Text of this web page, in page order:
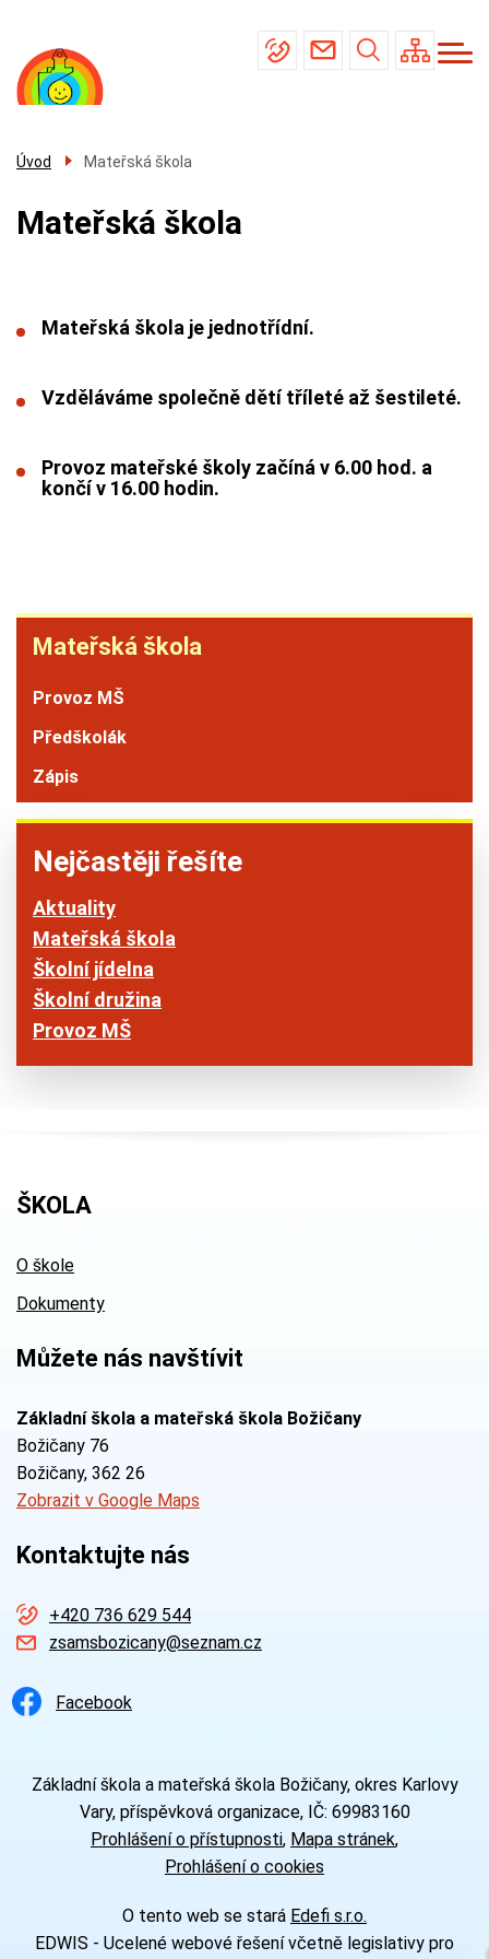
hlavnímu
obsahu
navigace
Mateřská škola
Úřední deska
Mateřská
škola
Mateřská škola
Provoz MŠ
Předškolák
Zápis
Nejčastěji řešíte
Aktuality
Mateřská škola
Školní jídelna
Školní družina
Provoz MŠ
Úvod Mateřská škola
Mateřská škola
Mateřská škola je jednotřídní.
Vzděláváme společně dětí tříleté až šestileté.
Provoz mateřské školy začíná v 6.00 hod. a
končí v 16.00 hodin.
ŠKOLA
O škole
Dokumenty
Můžete nás navštívit
Základní škola a mateřská škola Božičany
Božičany 76
Božičany, 362 26
Zobrazit v Google Maps
Kontaktujte nás
+420 736 629 544
zsamsbozicany@seznam.cz
Facebook
Základní škola a mateřská škola Božičany, okres Karlovy
Vary, příspěvková organizace, IČ: 69983160
Prohlášení o přístupnosti Mapa stránek
Prohlášení o cookies
O tento web se stará Edefi s.r.o.
EDWIS - Ucelené webové řešení včetně legislativy pro